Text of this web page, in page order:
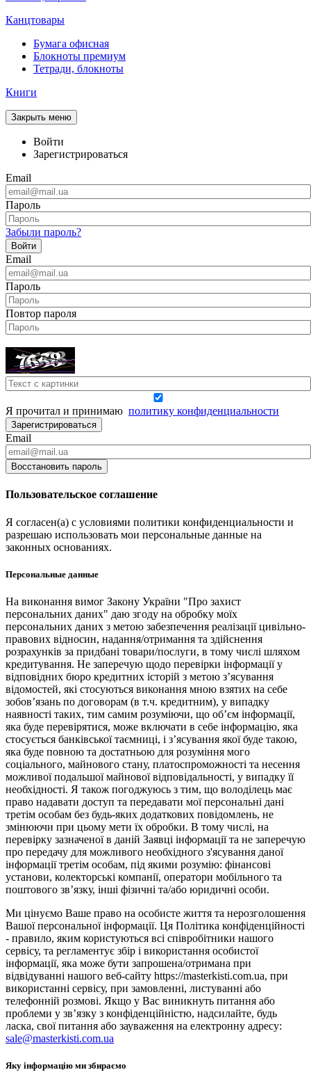
Канцтовары
Бумага офисная
Блокноты премиум
Тетради, блокноты
Книги
Закрыть меню
Войти
Зарегистрироваться
Email
Пароль
Забыли пароль?
Войти
Email
Пароль
Повтор пароля
Я прочитал и принимаю политику конфиденциальности
Зарегистрироваться
Email
Восстановить пароль
Пользовательское соглашение
Я согласен(а) с условиями политики конфиденциальности и
разрешаю использовать мои персональные данные на
законных основаниях.
Персональные данные
На виконання вимог Закону України "Про захист
персональних даних" даю згоду на обробку моїх
персональних даних з метою забезпечення реалізації цивільно-
правових відносин, надання/отримання та здійснення
розрахунків за придбані товари/послуги, в тому числі шляхом
кредитування. Не заперечую щодо перевірки інформації у
відповідних бюро кредитних історій з метою з’ясування
відомостей, які стосуються виконання мною взятих на себе
зобов’язань по договорам (в т.ч. кредитним), у випадку
наявності таких, тим самим розуміючи, що об’єм інформації,
яка буде перевірятися, може включати в себе інформацію, яка
стосується банківської таємниці, і з’ясування якої буде такою,
яка буде повною та достатньою для розуміння мого
соціального, майнового стану, платоспроможності та несення
можливої подальшої майнової відповідальності, у випадку її
необхідності. Я також погоджуюсь з тим, що володілець має
право надавати доступ та передавати мої персональні дані
третім особам без будь-яких додаткових повідомлень, не
змінюючи при цьому мети їх обробки. В тому числі, на
перевірку зазначеної в даній Заявці інформації та не заперечую
про передачу для можливого необхідного з'ясування даної
інформації третім особам, під якими розумію: фінансові
установи, колекторські компанії, оператори мобільного та
поштового зв’язку, інші фізичні та/або юридичні особи.
Ми цінуємо Ваше право на особисте життя та нерозголошення
Вашої персональної інформації. Ця Політика конфіденційності
- правило, яким користуються всі співробітники нашого
сервісу, та регламентує збір і використання особистої
інформації, яка може бути запрошена/отримана при
відвідуванні нашого веб-сайту https://masterkisti.com.ua, при
використанні сервісу, при замовленні, листуванні або
телефонній розмові. Якщо у Вас виникнуть питання або
проблеми у зв’язку з конфіденційністю, надсилайте, будь
ласка, свої питання або зауваження на електронну адресу:
sale@masterkisti.com.ua
Яку інформацію ми збираємо